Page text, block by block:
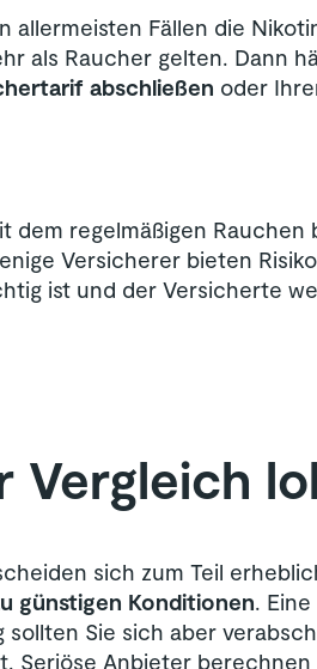
allermeisten Fällen die
als Raucher gelten. Dann
abschließen oder
regelmäßigen Rauchen
Versicherer bieten
ist und der Versicherte
Vergleich
sich zum Teil
günstigen Konditionen.
Sie sich aber
Seriöse Anbieter